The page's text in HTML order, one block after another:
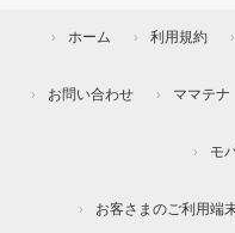
ホーム 利用規約
お問い合わせ ママテナ
モ
お客さまのご利用端